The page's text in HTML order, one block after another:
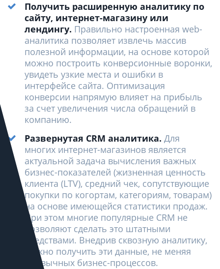
Получить расширенную аналитику по
сайту, интернет-магазину или
лендингу. Правильно настроенная web-
аналитика позволяет извлечь массив
полезной информации, на основе которой
можно построить конверсионные воронки,
увидеть узкие места и ошибки в
интерфейсе сайта. Оптимизация
конверсии напрямую влияет на прибыль
за счет увеличения числа обращений в
компанию.
Развернутая CRM аналитика. Для
многих интернет-магазинов является
актуальной задача вычисления важных
бизнес-показателей (жизненная ценность
клиента (LTV), средний чек, сопутствующие
покупки по когортам, категориям, товарам)
на основе имеющейся статистики продаж.
При этом многие популярные CRM не
позволяют сделать это штатными
средствами. Внедрив сквозную аналитику,
можно получить эти данные, не меняя
привычных бизнес-процессов.